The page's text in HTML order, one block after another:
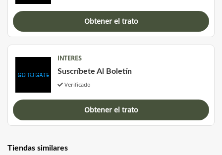
Obtener el trato
INTERES
Suscríbete Al Boletín
Verificado
Obtener el trato
Tiendas similares